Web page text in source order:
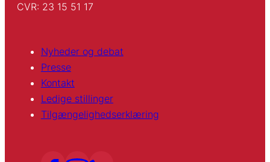
CVR: 23 15 51 17
Nyheder og debat
Presse
Kontakt
Ledige stillinger
Tilgængelighedserklæring